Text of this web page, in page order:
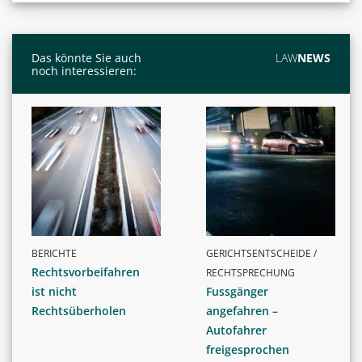
Das könnte Sie auch
noch interessieren:
LAWNEWS
BERICHTE
Rechtsvorbeifahren
ist nicht
Rechtsüberholen
GERICHTSENTSCHEIDE /
RECHTSPRECHUNG
Fussgänger
angefahren –
Autofahrer
freigesprochen